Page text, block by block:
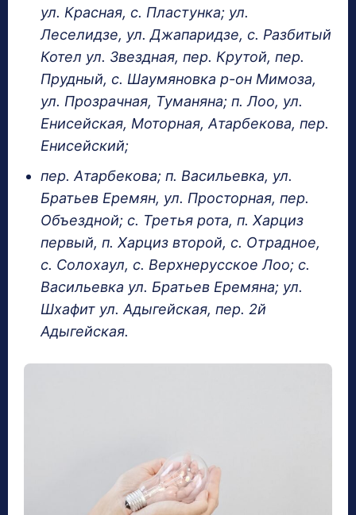
ул. Красная, с. Пластунка; ул.
Леселидзе, ул. Джапаридзе, с. Разбитый
Котел ул. Звездная, пер. Крутой, пер.
Прудный, с. Шаумяновка р-он Мимоза,
ул. Прозрачная, Туманяна; п. Лоо, ул.
Енисейская, Моторная, Атарбекова, пер.
Енисейский;
пер. Атарбекова; п. Васильевка, ул.
Братьев Еремян, ул. Просторная, пер.
Объездной; с. Третья рота, п. Харциз
первый, п. Харциз второй, с. Отрадное,
с. Солохаул, с. Верхнерусское Лоо; с.
Васильевка ул. Братьев Еремяна; ул.
Шхафит ул. Адыгейская, пер. 2й
Адыгейская.